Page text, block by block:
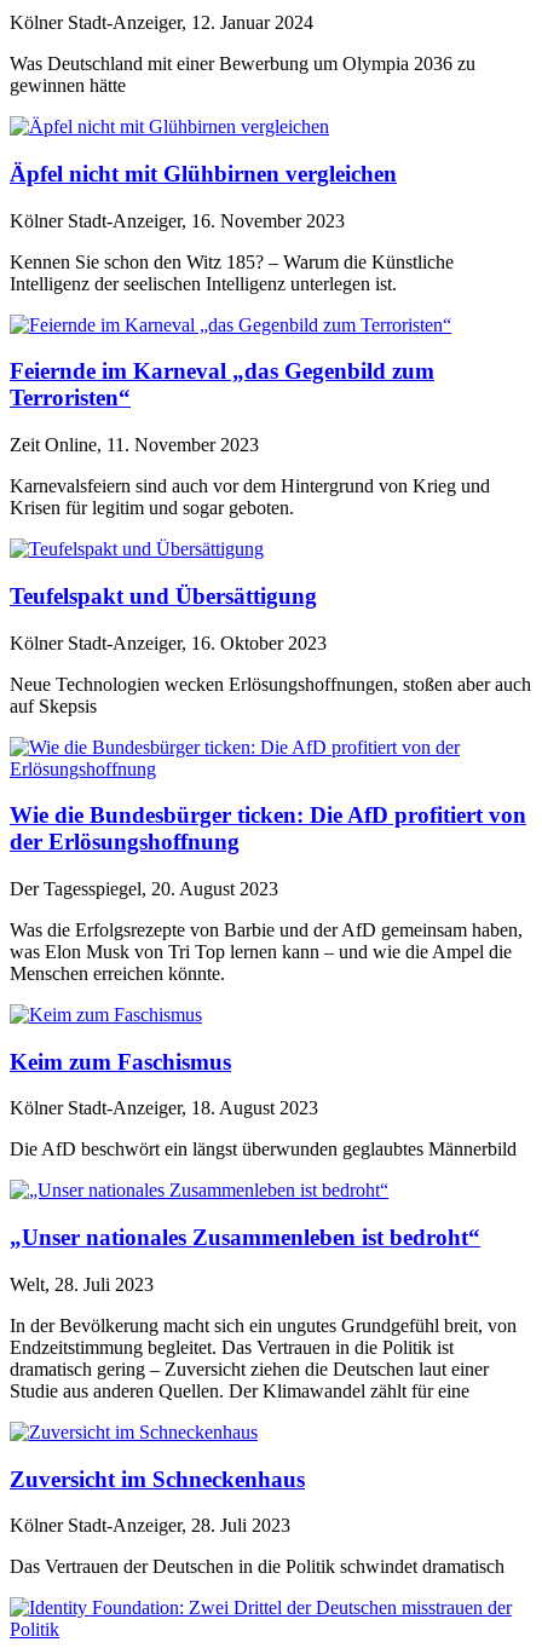
Kölner Stadt-Anzeiger, 12. Januar 2024
Was Deutschland mit einer Bewerbung um Olympia 2036 zu
gewinnen hätte
Äpfel nicht mit Glühbirnen vergleichen
Kölner Stadt-Anzeiger, 16. November 2023
Kennen Sie schon den Witz 185? – Warum die Künstliche
Intelligenz der seelischen Intelligenz unterlegen ist.
Feiernde im Karneval „das Gegenbild zum
Terroristen“
Zeit Online, 11. November 2023
Karnevalsfeiern sind auch vor dem Hintergrund von Krieg und
Krisen für legitim und sogar geboten.
Teufelspakt und Übersättigung
Kölner Stadt-Anzeiger, 16. Oktober 2023
Neue Technologien wecken Erlösungshoffnungen, stoßen aber auch
auf Skepsis
Wie die Bundesbürger ticken: Die AfD profitiert von
der Erlösungshoffnung
Der Tagesspiegel, 20. August 2023
Was die Erfolgsrezepte von Barbie und der AfD gemeinsam haben,
was Elon Musk von Tri Top lernen kann – und wie die Ampel die
Menschen erreichen könnte.
Keim zum Faschismus
Kölner Stadt-Anzeiger, 18. August 2023
Die AfD beschwört ein längst überwunden geglaubtes Männerbild
„Unser nationales Zusammenleben ist bedroht“
Welt, 28. Juli 2023
In der Bevölkerung macht sich ein ungutes Grundgefühl breit, von
Endzeitstimmung begleitet. Das Vertrauen in die Politik ist
dramatisch gering – Zuversicht ziehen die Deutschen laut einer
Studie aus anderen Quellen. Der Klimawandel zählt für eine
Zuversicht im Schneckenhaus
Kölner Stadt-Anzeiger, 28. Juli 2023
Das Vertrauen der Deutschen in die Politik schwindet dramatisch